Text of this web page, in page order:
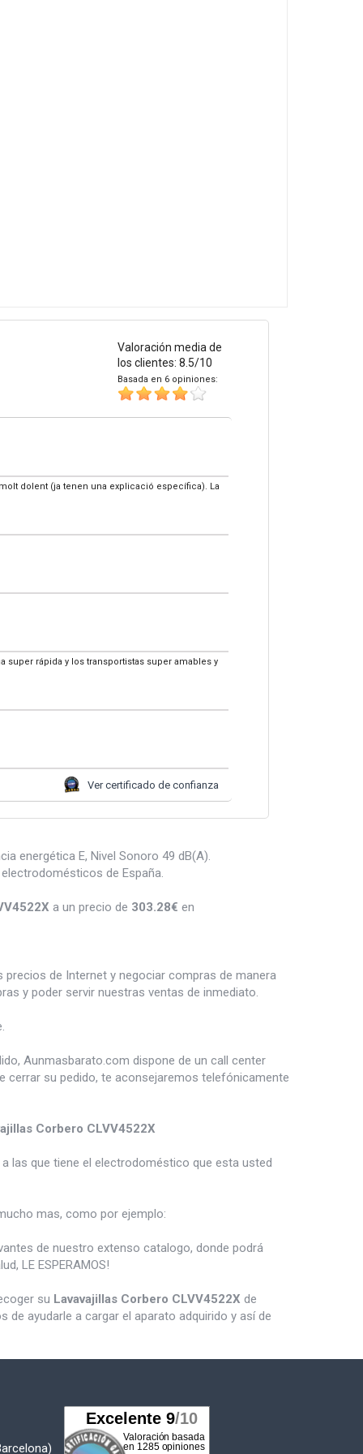
Valoración media de
los clientes: 8.5/10
Basada en 6 opiniones:
dolent (ja tenen una explicació específica). La
super rápida y los transportistas super amables y
Ver certificado de confianza
energética E, Nivel Sonoro 49 dB(A).
de España.
a un precio de 303.28€ en
de Internet y negociar compras de manera
y poder servir nuestras ventas de inmediato.
Aunmasbarato.com dispone de un call center
cerrar su pedido, te aconsejaremos telefónicamente
Corbero CLVV4522X
las que tiene el electrodoméstico que esta usted
mas, como por ejemplo:
de nuestro extenso catalogo, donde podrá
LE ESPERAMOS!
su Lavavajillas Corbero CLVV4522X de
ayudarle a cargar el aparato adquirido y así de